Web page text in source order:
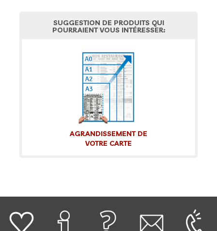
SUGGESTION DE PRODUITS QUI
POURRAIENT VOUS INTÉRESSER:
AGRANDISSEMENT DE
VOTRE CARTE